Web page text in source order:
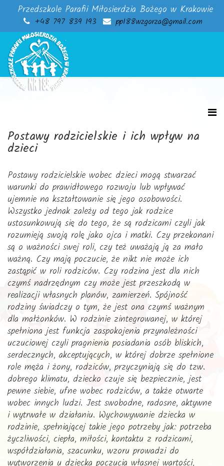
Przedszkole Parafii Miłosierdzia Bożego w Krakowie
+48 797 839 193 pp188wzgorza@gmail.com
Postawy rodzicielskie i ich wpływ na
dzieci
Postawy rodzicielskie wobec dzieci mogą stwarzać
warunki do prawidłowego rozwoju lub wpływać
ujemnie na kształtowanie się jego osobowości.
Wszystko jednak zależy od tego jak rodzice
ustosunkowują się do tego, że są rodzicami czyli jak
rozumieją swoją rolę jako ojca i matki. Czy przekonani
są o ważności swej roli, czy też uważają ją za mało
ważną. Czy mają poczucie, że nikt nie może ich
zastąpić w roli rodziców. Czy rodzina jest dla nich
czymś nadrzędnym czy może jest przeszkodą w
realizacji własnych planów, zamierzeń. Spójność
rodziny świadczy o tym, że jest ona czymś ważnym
dla małżonków. W rodzinie zintegrowanej, w której
spełniona jest funkcja zaspokojenia przynależności
uczuciowej czyli pragnienia posiadania osób bliskich,
serdecznych, akceptujących, w której dobrze spełnione
role męża i żony, rodziców, przyczyniają się do tzw.
dobrego klimatu, dziecko czuje się bezpiecznie, jest
pewne siebie, ufne wobec rodziców, a także otwarte
wobec innych ludzi. Jest swobodne, radosne, aktywne
i wytrwałe w działaniu. Wychowywanie dziecka w
rodzinie, spełniającej takie jego potrzeby jak: potrzeba
życzliwości, ciepła, miłości, kontaktu z rodzicami,
współdziałania, szacunku, wzoru prowadzi do